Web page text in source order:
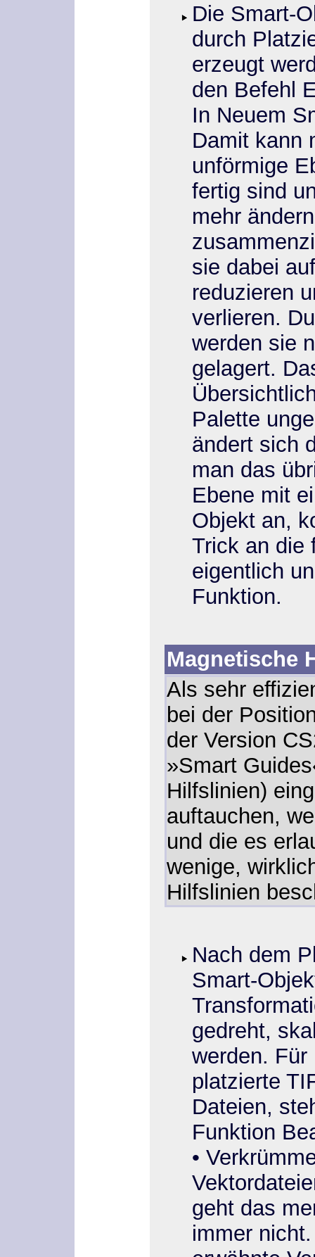
Die Smart-
durch
erzeugt
den Befehl
In Neuem
Damit kann
unförmige
fertig sind
mehr
sie dabei
reduzieren
verlieren.
werden sie
gelagert.
Palette
ändert sich
man das
Ebene mit
Objekt an,
Trick an die
eigentlich
Funktion.
Magnetische
Als sehr
bei der
der Version
»Smart
Hilfslinien)
auftauchen,
und die es
wenige,
Hilfslinien
Nach dem
Smart-
gedreht,
werden.
platzierte
Dateien,
Funktion
•
geht das
immer